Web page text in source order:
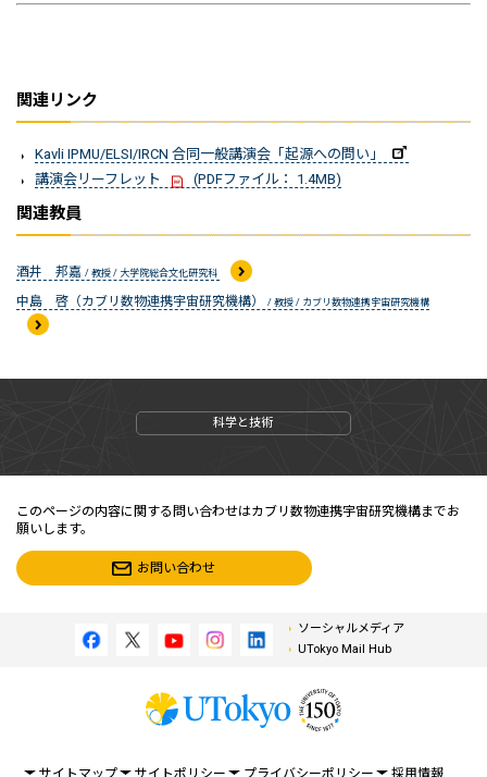
関連リンク
Kavli IPMU/ELSI/IRCN 合同一般講演会「起源への問い」
講演会リーフレット
(PDFファイル： 1.4MB)
関連教員
酒井 邦嘉 / 教授 / 大学院総合文化研究科
中島 啓（カブリ数物連携宇宙研究機構） / 教授 / カブリ数物連携宇宙研究機構
科学と技術
このページの内容に関する問い合わせはカブリ数物連携宇宙研究機構までお
願いします。
お問い合わせ
ソーシャルメディア
UTokyo Mail Hub
サイトマップ サイトポリシー プライバシーポリシー 採用情報